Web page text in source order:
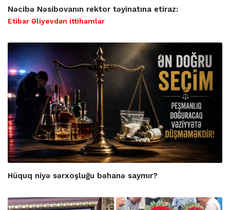
Nəcibə Nəsibovanın rektor təyinatına etiraz:
Etibar Əliyevdən ittihamlar
Hüquq niyə sərxoşluğu bəhanə saymır?